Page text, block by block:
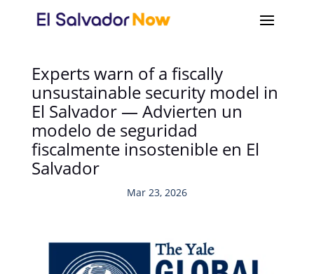
Experts warn of a fiscally
unsustainable security model in
El Salvador — Advierten un
modelo de seguridad
fiscalmente insostenible en El
Salvador
Mar 23, 2026